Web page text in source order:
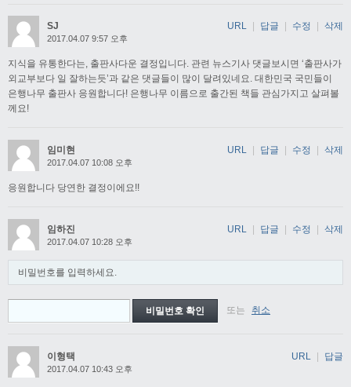
SJ
2017.04.07 9:57 오후
지식을 유통한다는, 출판사다운 결정입니다. 관련 뉴스기사 댓글보시면 ‘출판사가
외교부보다 일 잘하는듯’과 같은 댓글들이 많이 달려있네요. 대한민국 국민들이
은행나무 출판사 응원합니다! 은행나무 이름으로 출간된 책들 관심가지고 살펴볼
께요!
URL 답글 수정 삭제
임미현
2017.04.07 10:08 오후
응원합니다 당연한 결정이에요!!
URL | 답글 | 수정 | 삭제
임하진
2017.04.07 10:28 오후
비밀번호를 입력하세요.
또는 취소
URL | 답글 | 수정 | 삭제
이형택
2017.04.07 10:43 오후
URL | 답글